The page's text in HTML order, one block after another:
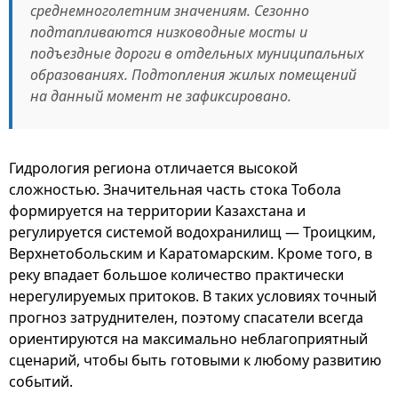
среднемноголетним значениям. Сезонно
подтапливаются низководные мосты и
подъездные дороги в отдельных муниципальных
образованиях. Подтопления жилых помещений
на данный момент не зафиксировано.
Гидрология региона отличается высокой
сложностью. Значительная часть стока Тобола
формируется на территории Казахстана и
регулируется системой водохранилищ — Троицким,
Верхнетобольским и Каратомарским. Кроме того, в
реку впадает большое количество практически
нерегулируемых притоков. В таких условиях точный
прогноз затруднителен, поэтому спасатели всегда
ориентируются на максимально неблагоприятный
сценарий, чтобы быть готовыми к любому развитию
событий.